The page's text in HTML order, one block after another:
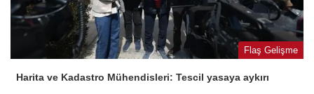
Flaş Gelişme
Harita ve Kadastro Mühendisleri: Tescil yasaya aykırı